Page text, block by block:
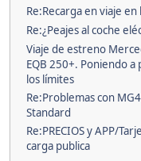
Re:Recarga en viaje
Re:¿Peajes al coche
Viaje de estreno
EQB 250+. Poniendo a
los límites
Re:Problemas con MG4
Standard
Re:PRECIOS y APP/
carga publica